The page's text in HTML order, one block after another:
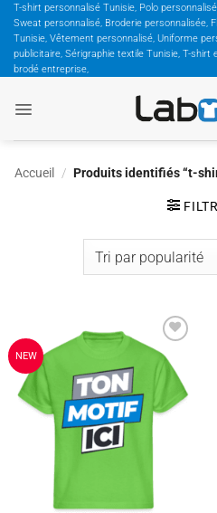
Passer
contenu
T-shirt personnalisé Tunisie, Polo
Sweat personnalisé, Broderie personnalisée,
Tunisie, Vêtement personnalisé, Uniforme
publicitaire, Sérigraphie textile Tunisie, T-shirt
brodé entreprise,
Accueil / Produits identifiés “t-
NEW
Ajouter
à la
wishlist